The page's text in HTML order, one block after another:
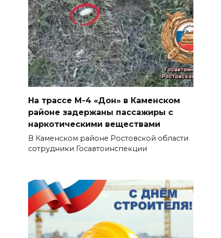
На трассе М-4 «Дон» в Каменском
районе задержаны пассажиры с
наркотическими веществами
В Каменском районе Ростовской области
сотрудники Госавтоинспекции